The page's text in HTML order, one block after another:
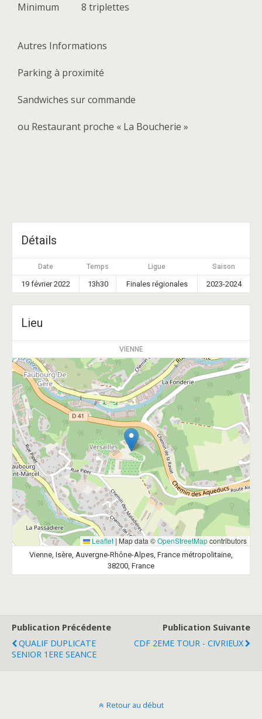
Minimum 8 triplettes
Autres Informations
Parking à proximité
Sandwiches sur commande
ou Restaurant proche « La Boucherie »
Détails
Date Temps Ligue Saison
19 février 2022 13h30 Finales régionales 2023-2024
Lieu
VIENNE
Leaflet | Map data ©OpenStreetMapcontributors
Vienne, Isère, Auvergne-Rhône-Alpes, France métropolitaine,
38200, France
Publication Précédente
QUALIF DUPLICATE
SENIOR 1ERE SEANCE
Publication Suivante
CDF 2EME TOUR - CIVRIEUX
Retour au début